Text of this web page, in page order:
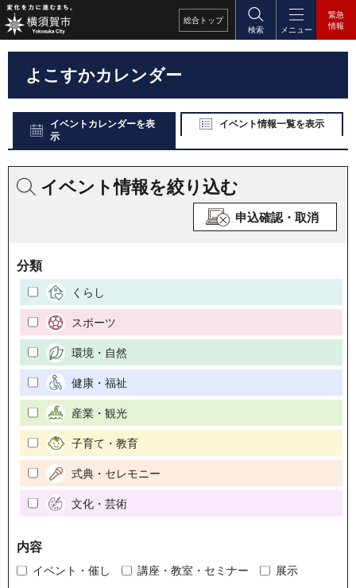
総合 トップ
検索
メニュー
緊急
情報
よこすかカレンダー
イベントカレンダーを表
示
イベント情報一覧を表示
イベント情報を絞り込む
申込確認・取消
分類
くらし
スポーツ
環境・自然
健康・福祉
産業・観光
子育て・教育
式典・セレモニー
文化・芸術
内容
イベント・催し 講座・教室・セミナー
展示